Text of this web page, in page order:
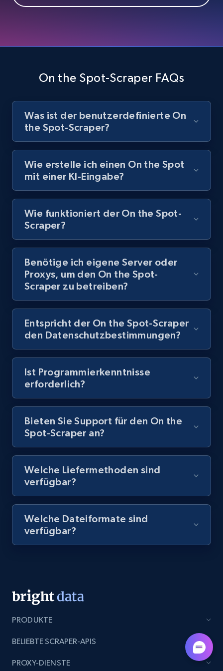
keyword and then apply relevant video
URL, Title, Youtuber, Youtuber md5, Video url,
8.1K+ 716+ Gratis testen
Youtube - Videos posts - Collect YouTube
posts by hashtags
URL, Title, Youtuber, Youtuber md5, Video url,
8.1K+
Youtube - Videos posts - Discovery records
by Explore page URL
URL, Title, Youtuber, Youtuber md5, Video url,
Video length, Likes, Views, and more.
by podcast url
URL, Title, Youtuber, Youtuber md5, Video url,
Video length, Likes, Views, and more.
URL, Product name, Product rating, Product
rating object, Product rating max, Rating,
Author name, Asin, and more.
TikTok - Posts
URL, Post id, Description, Create time, Digg
count, and more.
On the Spot-Scraper FAQs
Was ist der benutzerdefinierte On
the Spot-Scraper?
Wie erstelle ich einen On the Spot
mit einer KI-Eingabe?
Wie funktioniert der On the Spot-
Scraper?
Benötige ich eigene Server oder
Proxys, um den On the Spot-
Scraper zu betreiben?
Entspricht der On the Spot-Scraper
den Datenschutzbestimmungen?
Ist Programmierkenntnisse
erforderlich?
Bieten Sie Support für den On the
Spot-Scraper an?
Welche Liefermethoden sind
verfügbar?
Welche Dateiformate sind
verfügbar?
PRODUKTE
BELIEBTE SCRAPER-APIS
PROXY-DIENSTE